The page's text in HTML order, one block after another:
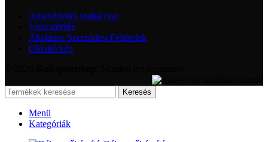
Adatvédelmi szabályzat
Visszatérítés
Általános Szerződési Feltételek
Oldaltérkép
Keresés
Menü
Kategóriák